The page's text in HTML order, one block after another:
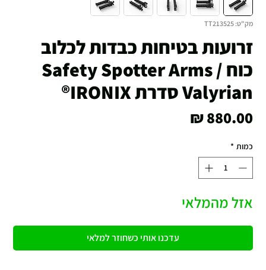
מק"ט: TT213525
זרועות בטיחות כבדות לכלוב
כוח / Safety Spotter Arms
Valyrian סדרת IRONIX®
‏880.00 ‏₪
כמות *
אזל מהמלאי
עדכנו אותי כשחוזר למלאי